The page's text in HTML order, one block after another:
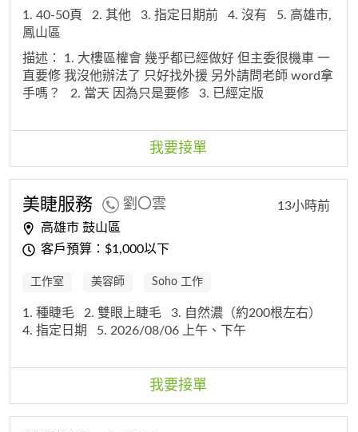
1. 40-50頁 2. 其他 3. 指定日期前 4. 沒有
5. 高雄市,
鳳山區
描述： 1. 大樓區權會 幾乎都已經做好 但主委很機車 一
直要修 我沒他辦法了 只好找外援 另外請問老師 word拿
手嗎？
2. 當天 因為只是要修 3. 已經定版
我要接單
美睫服務 劉〇雲
高雄市 鼓山區
客戶預算：$1,000以下
13小時前
工作室 美容師 Soho 工作
1. 種睫毛 2. 雙眼上睫毛
3. 自然濃（約200根左右）
4. 指定日期
5. 2026/08/06 上午、下午
我要接單